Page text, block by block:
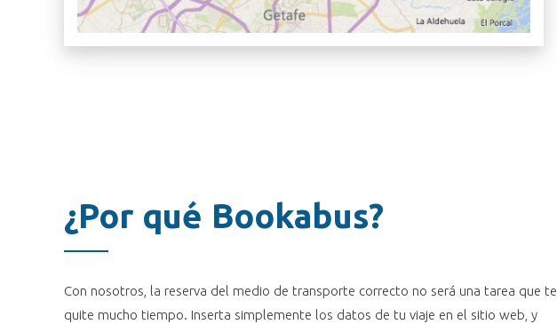
¿Por qué Bookabus?
Con nosotros, la reserva del medio de transporte correcto no será una tarea que te
quite mucho tiempo. Inserta simplemente los datos de tu viaje en el sitio web, y